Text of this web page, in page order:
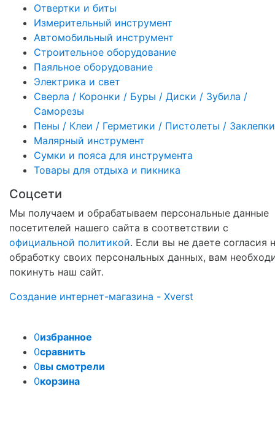
Отвертки и биты
Измерительный инструмент
Автомобильный инструмент
Строительное оборудование
Паяльное оборудование
Электрика и свет
Сверла / Коронки / Буры / Диски / Зубила /
Саморезы
Пены / Клеи / Герметики / Пистолеты / Заклепки
Малярный инструмент
Сумки и пояса для инструмента
Товары для отдыха и пикника
Соцсети
Мы получаем и обрабатываем персональные данные
посетителей нашего сайта в соответствии с
официальной политикой. Если вы не даете согласия
обработку своих персональных данных, вам
покинуть наш сайт.
Создание интернет-магазина - Xverst
0избранное
0сравнить
0вы смотрели
0корзина